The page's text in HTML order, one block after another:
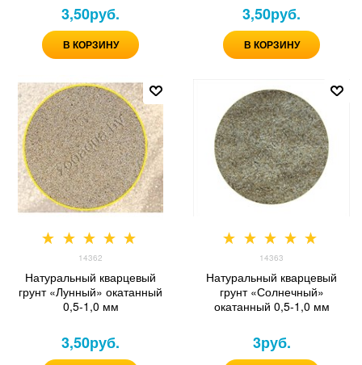
3,50руб.
В КОРЗИНУ
3,50руб.
В КОРЗИНУ
14362
Натуральный кварцевый
грунт «Лунный» окатанный
0,5-1,0 мм
3,50руб.
14363
Натуральный кварцевый
грунт «Солнечный»
окатанный 0,5-1,0 мм
3руб.